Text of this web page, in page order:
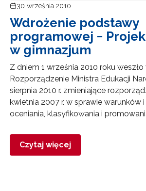
30 września 2010
Wdrożenie podstawy
programowej −
w gimnazjum
Z dniem 1 września 2010 roku
Rozporządzenie Ministra Edukacji
sierpnia 2010 r. zmieniające
kwietnia 2007 r. w sprawie warunków
oceniania, klasyfikowania i
Czytaj więcej
Newsletter ORE
informacjami
o szkoleniach i programach.